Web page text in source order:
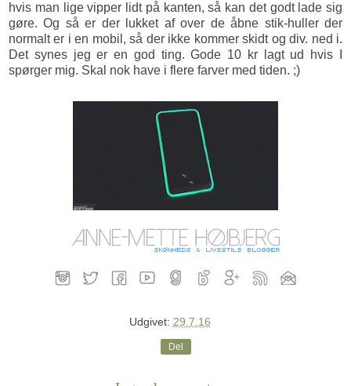
hvis man lige vipper lidt på kanten, så kan det godt lade sig
gøre. Og så er der lukket af over de åbne stik-huller der
normalt er i en mobil, så der ikke kommer skidt og div. ned i.
Det synes jeg er en god ting. Gode 10 kr lagt ud hvis I
spørger mig. Skal nok have i flere farver med tiden. ;)
Udgivet: 29.7.16
Del